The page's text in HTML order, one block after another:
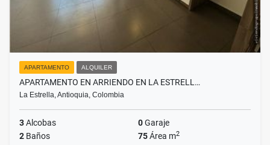
APARTAMENTO ALQUILER
APARTAMENTO EN ARRIENDO EN LA ESTRELL…
La Estrella, Antioquia, Colombia
3Alcobas 0Garaje
2 Baños 75Área m2